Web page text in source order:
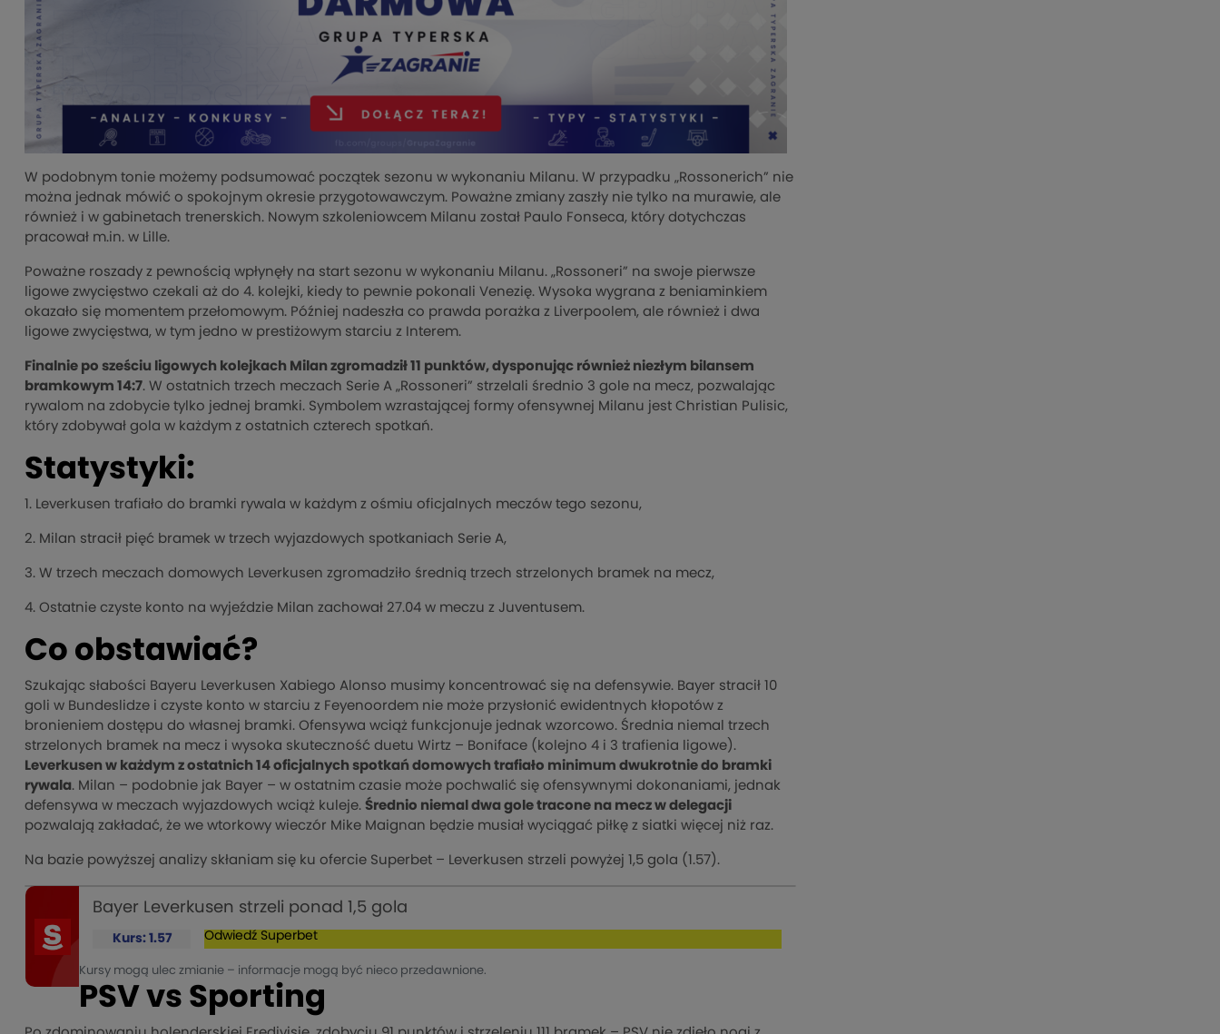
W podobnym tonie możemy podsumować początek sezonu w wykonaniu Milanu. W przypadku „Rossonerich” nie
można jednak mówić o spokojnym okresie przygotowawczym. Poważne zmiany zaszły nie tylko na murawie, ale
również i w gabinetach trenerskich. Nowym szkoleniowcem Milanu został Paulo Fonseca, który dotychczas
pracował m.in. w Lille.
Poważne roszady z pewnością wpłynęły na start sezonu w wykonaniu Milanu. „Rossoneri” na swoje pierwsze
ligowe zwycięstwo czekali aż do 4. kolejki, kiedy to pewnie pokonali Venezię. Wysoka wygrana z beniaminkiem
okazało się momentem przełomowym. Później nadeszła co prawda porażka z Liverpoolem, ale również i dwa
ligowe zwycięstwa, w tym jedno w prestiżowym starciu z Interem.
Finalnie po sześciu ligowych kolejkach Milan zgromadził 11 punktów, dysponując również niezłym bilansem
bramkowym 14:7. W ostatnich trzech meczach Serie A „Rossoneri” strzelali średnio 3 gole na mecz, pozwalając
rywalom na zdobycie tylko jednej bramki. Symbolem wzrastającej formy ofensywnej Milanu jest Christian Pulisic,
który zdobywał gola w każdym z ostatnich czterech spotkań.
Statystyki:
1. Leverkusen trafiało do bramki rywala w każdym z ośmiu oficjalnych meczów tego sezonu,
2. Milan stracił pięć bramek w trzech wyjazdowych spotkaniach Serie A,
3. W trzech meczach domowych Leverkusen zgromadziło średnią trzech strzelonych bramek na mecz,
4. Ostatnie czyste konto na wyjeździe Milan zachował 27.04 w meczu z Juventusem.
Co obstawiać?
Szukając słabości Bayeru Leverkusen Xabiego Alonso musimy koncentrować się na defensywie. Bayer stracił 10
goli w Bundeslidze i czyste konto w starciu z Feyenoordem nie może przysłonić ewidentnych kłopotów z
bronieniem dostępu do własnej bramki. Ofensywa wciąż funkcjonuje jednak wzorcowo. Średnia niemal trzech
strzelonych bramek na mecz i wysoka skuteczność duetu Wirtz – Boniface (kolejno 4 i 3 trafienia ligowe).
Leverkusen w każdym z ostatnich 14 oficjalnych spotkań domowych trafiało minimum dwukrotnie do bramki
rywala. Milan – podobnie jak Bayer – w ostatnim czasie może pochwalić się ofensywnymi dokonaniami, jednak
defensywa w meczach wyjazdowych wciąż kuleje. Średnio niemal dwa gole tracone na mecz w delegacji
pozwalają zakładać, że we wtorkowy wieczór Mike Maignan będzie musiał wyciągać piłkę z siatki więcej niż raz.
Na bazie powyższej analizy skłaniam się ku ofercie Superbet – Leverkusen strzeli powyżej 1,5 gola (1.57).
Bayer Leverkusen strzeli ponad 1,5 gola
Kurs: 1.57 Odwiedź Superbet
Kursy mogą ulec zmianie – informacje mogą być nieco przedawnione.
PSV vs Sporting